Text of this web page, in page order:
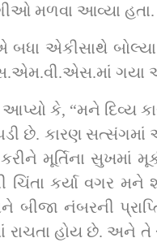
મળવા આવ્યા હતા.
એકીસાથે
ગયા
કે, “મને દિવ્ય
છે. કારણ સત્સંગમાં
મૂર્તિના સુખમાં
કર્યા વગર મને
નંબરની
રાચતા હોય છે. અને